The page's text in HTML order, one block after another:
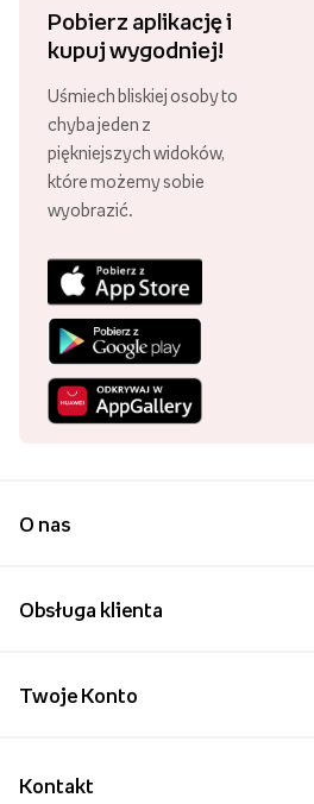
Pobierz aplikację i
kupuj wygodniej!
Uśmiech bliskiej osoby to
chyba jeden z
piękniejszych widoków,
które możemy sobie
wyobrazić.
O nas
Obsługa klienta
Kontakt
Twoje Konto